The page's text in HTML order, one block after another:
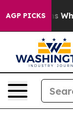
AGP PICKSWho